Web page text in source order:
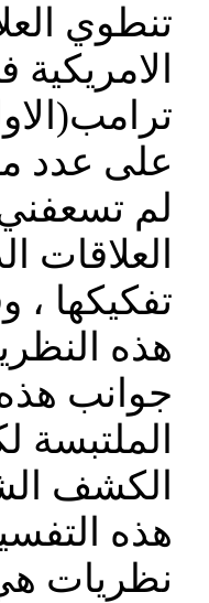
تنطوي
على عدد من
لم
العلاقات
تفكيكها ،
هذه
جوانب هذه
الملتبسة
الكشف
هذه
نظريات